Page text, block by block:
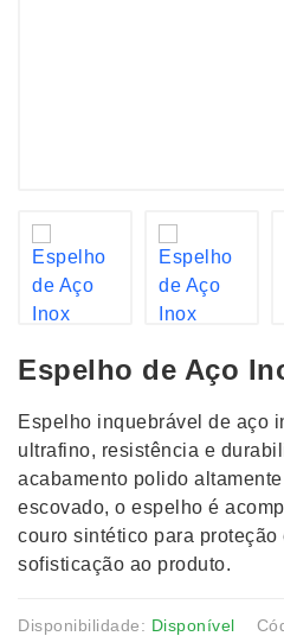
Espelho de Aço
Espelho inquebrável de aço
ultrafino, resistência e
acabamento polido
escovado, o espelho é
couro sintético para proteção
sofisticação ao produto.
Disponibilidade: Disponível